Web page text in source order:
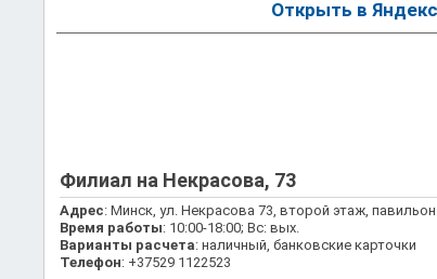
Открыть в
Филиал на Некрасова, 73
Адрес: Минск, ул. Некрасова 73, второй этаж,
Время работы: 10:00-18:00; Вс: вых.
Варианты расчета: наличный, банковские карточки
Телефон: +37529 1122523